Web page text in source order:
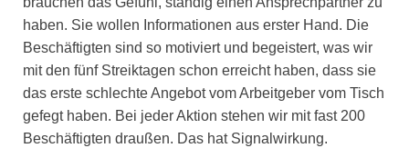
haben. Sie wollen Informationen aus erster Hand. Die
Beschäftigten sind so motiviert und begeistert, was wir
mit den fünf Streiktagen schon erreicht haben, dass sie
das erste schlechte Angebot vom Arbeitgeber vom Tisch
gefegt haben. Bei jeder Aktion stehen wir mit fast 200
Beschäftigten draußen. Das hat Signalwirkung.